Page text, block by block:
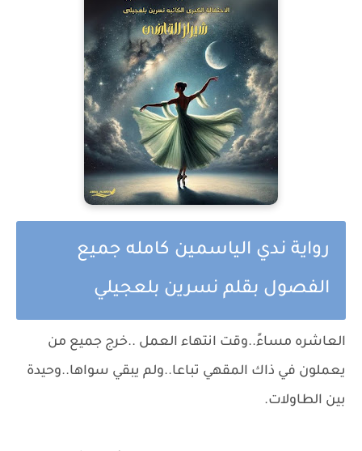
رواية ندي الياسمين كامله جميع
الفصول بقلم نسرين بلعجيلي
العاشره مساءً..وقت انتهاء العمل ..خرج جميع من
يعملون في ذاك المقهي تباعا..ولم يبقي سواها..وحيدة
بين الطاولات.